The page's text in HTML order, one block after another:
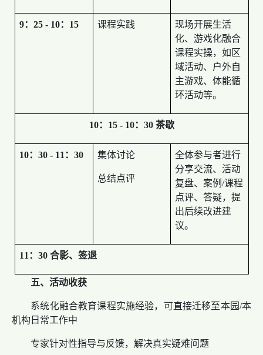
9：25 - 10：15 课程实践
现场开展生活
化、游戏化融合
课程实操，如区
域活动、户外自
主游戏、体能循
环活动等。
10：15 - 10：30 茶歇
10：30 - 11：30 集体讨论
总结点评
全体参与者进行
分享交流、活动
复盘、案例/课程
点评、答疑，提
出后续改进建
议。
11：30 合影、签退
五、活动收获
系统化融合教育课程实施经验，可直接迁移至本园/本
机构日常工作中
专家针对性指导与反馈，解决真实疑难问题